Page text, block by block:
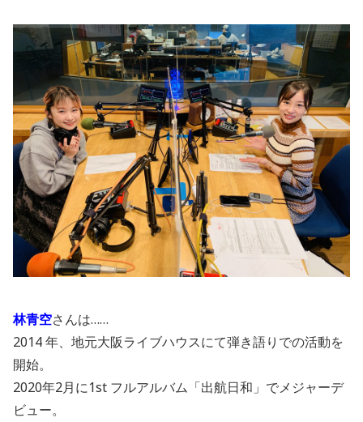
林青空さんは……
2014 年、地元大阪ライブハウスにて弾き語りでの活動を
開始。
2020年2月に1st フルアルバム「出航日和」でメジャーデ
ビュー。